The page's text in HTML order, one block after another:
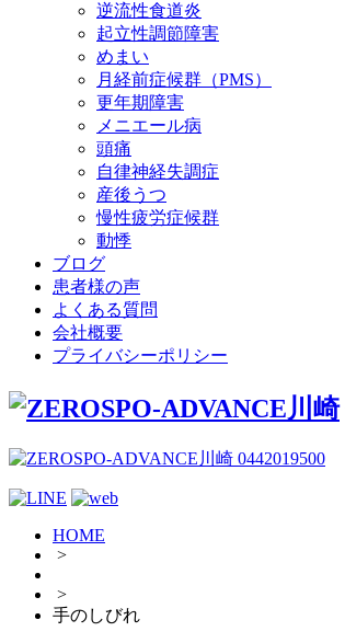
逆流性食道炎
起立性調節障害
めまい
月経前症候群（PMS）
更年期障害
メニエール病
頭痛
自律神経失調症
産後うつ
慢性疲労症候群
動悸
ブログ
患者様の声
よくある質問
会社概要
プライバシーポリシー
HOME
>
>
手のしびれ